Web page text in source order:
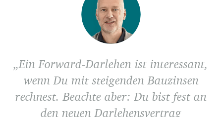
Ein Forward-Darlehen ist interessant,
wenn Du mit steigenden Bauzinsen
rechnest. Beachte aber: Du bist fest an
den neuen Darlehensvertrag